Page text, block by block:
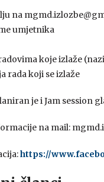
na
umjetnika
koje izlaže
rada koji se izlaže
je i Jam session
na mail:
https://